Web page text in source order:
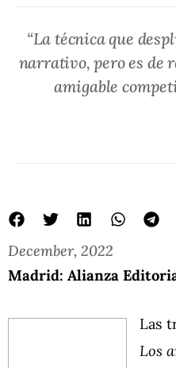
“La técnica que
narrativo, pero es de
amigable
December, 2022
Madrid: Alianza
Las
Los